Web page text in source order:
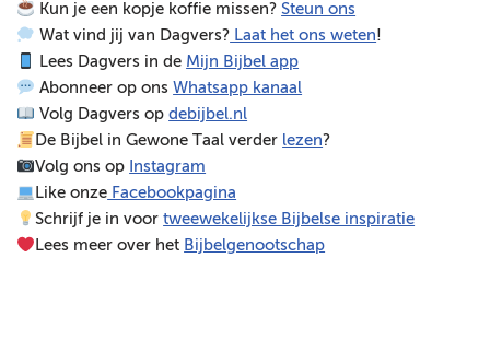
d
i
o
s
p
e
l
e
Kun je een kopje koffie missen?Steun ons
Wat vind jij van Dagvers? Laat het ons weten!
Lees Dagvers in de Mijn Bijbel app
Abonneer op onsWhatsapp kanaal
Volg Dagvers opdebijbel.nl
De Bijbel in Gewone Taal verder lezen?
Volg ons op Instagram
Like onze Facebookpagina
Schrijf je in voortweewekelijkse Bijbelse inspiratie
Lees meer over het Bijbelgenootschap